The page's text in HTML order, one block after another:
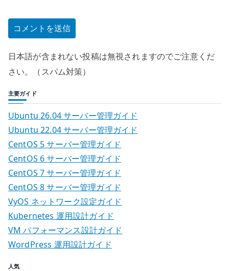
日本語が含まれない投稿は無視されますのでご注意くだ
さい。（スパム対策）
主要ガイド
Ubuntu 26.04 サーバー管理ガイド
Ubuntu 22.04 サーバー管理ガイド
CentOS 5 サーバー管理ガイド
CentOS 6 サーバー管理ガイド
CentOS 7 サーバー管理ガイド
CentOS 8 サーバー管理ガイド
VyOS ネットワーク設定ガイド
Kubernetes 運用設計ガイド
VM パフォーマンス設計ガイド
WordPress 運用設計ガイド
人気